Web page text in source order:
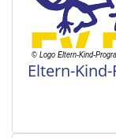
Eltern-